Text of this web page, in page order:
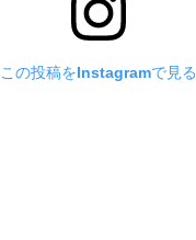
この投稿をInstagramで見る